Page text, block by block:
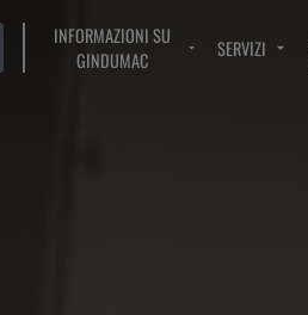
INFORMAZIONI SU
GINDUMAC
SERVIZI